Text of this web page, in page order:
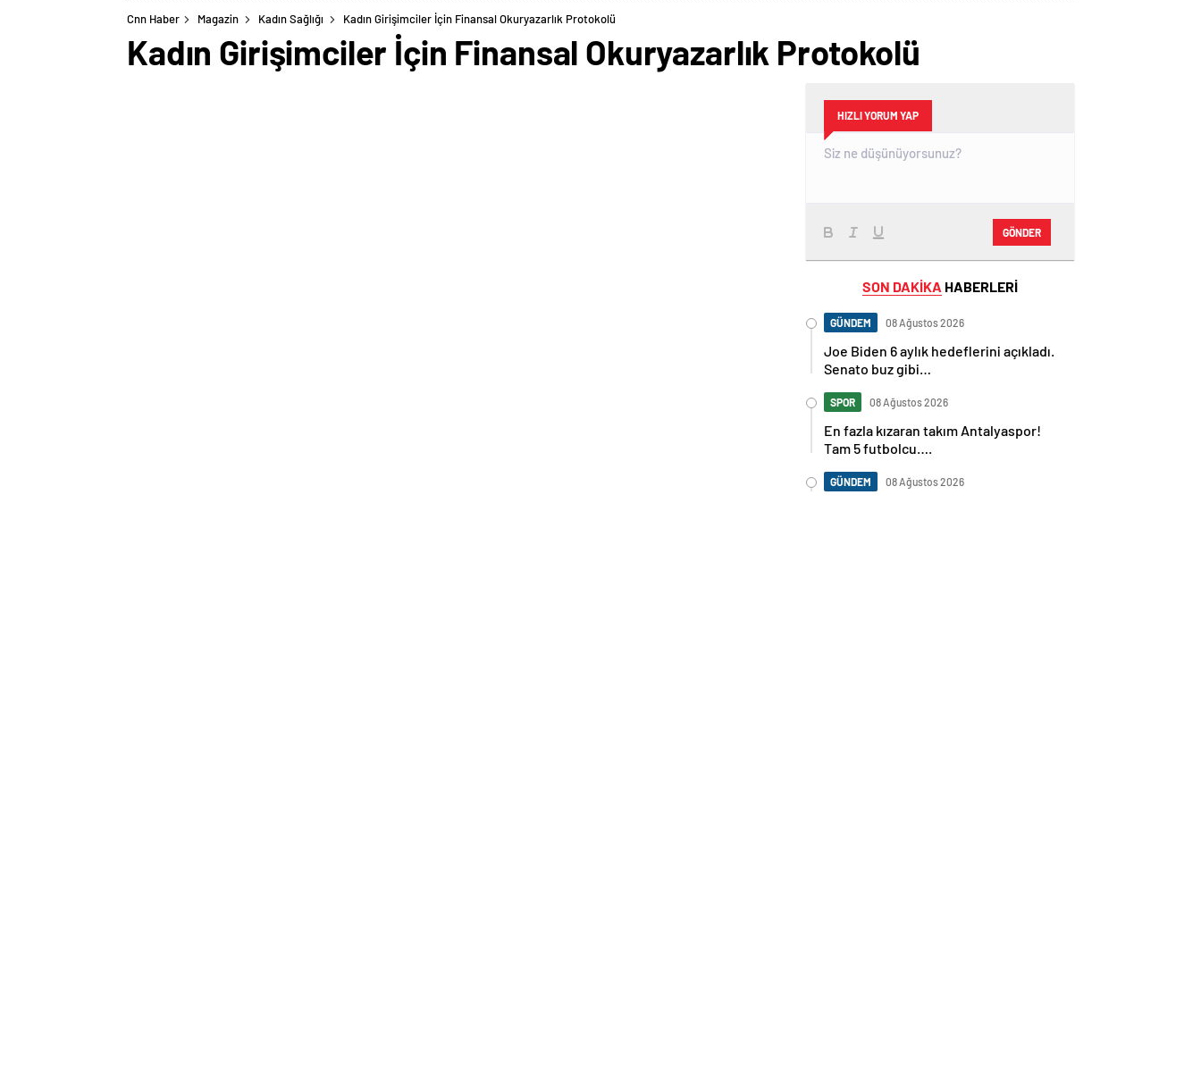
Cnn Haber Magazin Kadın Sağlığı Kadın Girişimciler İçin Finansal Okuryazarlık Protokolü
Kadın Girişimciler İçin Finansal Okuryazarlık Protokolü
HIZLI YORUM YAP
GÖNDER
SON DAKİKA HABERLERİ
GÜNDEM 08 Ağustos 2026
Joe Biden 6 aylık hedeflerini açıkladı.
Senato buz gibi…
SPOR 08 Ağustos 2026
En fazla kızaran takım Antalyaspor!
Tam 5 futbolcu….
GÜNDEM 08 Ağustos 2026